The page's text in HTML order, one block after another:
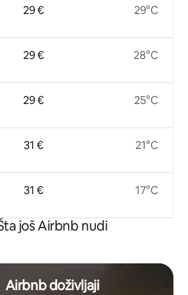
29 €
29 €
29 €
31 €
31 €
29°C
28°C
25°C
21°C
17°C
još Airbnb nudi
Airbnb doživljaji